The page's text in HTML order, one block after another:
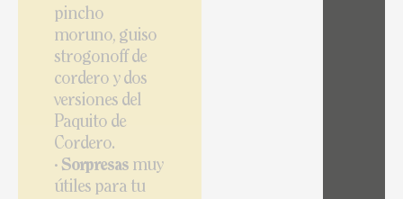
pincho
moruno, guiso
strogonoff de
cordero y dos
versiones del
Paquito de
Cordero.
· Sorpresas muy
útiles para tu